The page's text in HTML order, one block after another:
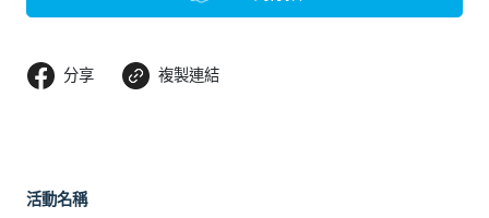
分享 複製連結
活動名稱